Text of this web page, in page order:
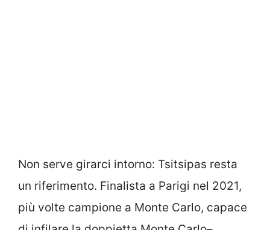
Non serve girarci intorno: Tsitsipas resta
un riferimento. Finalista a Parigi nel 2021,
più volte campione a Monte Carlo, capace